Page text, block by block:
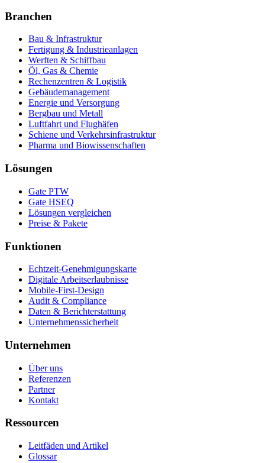
Branchen
Bau & Infrastruktur
Fertigung & Industrieanlagen
Werften & Schiffbau
Öl, Gas & Chemie
Rechenzentren & Logistik
Gebäudemanagement
Energie und Versorgung
Bergbau und Metall
Luftfahrt und Flughäfen
Schiene und Verkehrsinfrastruktur
Pharma und Biowissenschaften
Lösungen
Gate PTW
Gate HSEQ
Lösungen vergleichen
Preise & Pakete
Funktionen
Echtzeit-Genehmigungskarte
Digitale Arbeitserlaubnisse
Mobile-First-Design
Audit & Compliance
Daten & Berichterstattung
Unternehmenssicherheit
Unternehmen
Über uns
Referenzen
Partner
Kontakt
Ressourcen
Leitfäden und Artikel
Glossar